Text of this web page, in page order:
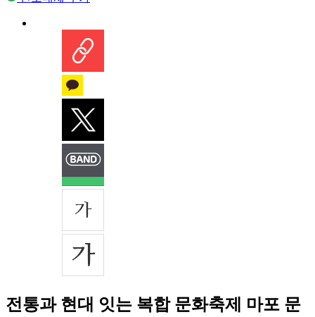
전통과 현대 잇는 복합 문화축제 마포 문